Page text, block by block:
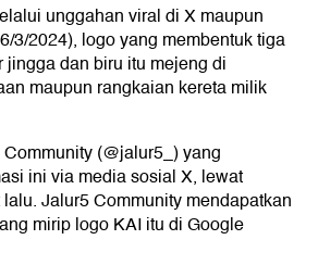
unggahan viral di X maupun
3/2024), logo yang membentuk tiga
dan biru itu mejeng di
maupun rangkaian kereta milik
(@jalur5_) yang
ini via media sosial X, lewat
Jalur5 Community mendapatkan
mirip logo KAI itu di Google